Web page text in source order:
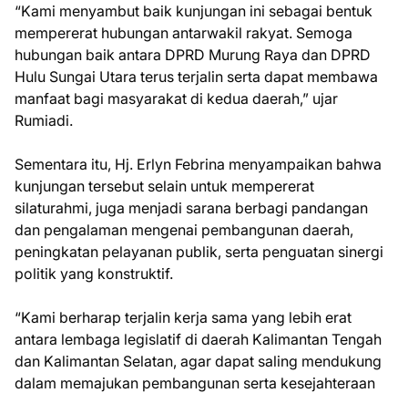
“Kami menyambut baik kunjungan ini sebagai bentuk
mempererat hubungan antarwakil rakyat. Semoga
hubungan baik antara DPRD Murung Raya dan DPRD
Hulu Sungai Utara terus terjalin serta dapat membawa
manfaat bagi masyarakat di kedua daerah,” ujar
Rumiadi.
Sementara itu, Hj. Erlyn Febrina menyampaikan bahwa
kunjungan tersebut selain untuk mempererat
silaturahmi, juga menjadi sarana berbagi pandangan
dan pengalaman mengenai pembangunan daerah,
peningkatan pelayanan publik, serta penguatan sinergi
politik yang konstruktif.
“Kami berharap terjalin kerja sama yang lebih erat
antara lembaga legislatif di daerah Kalimantan Tengah
dan Kalimantan Selatan, agar dapat saling mendukung
dalam memajukan pembangunan serta kesejahteraan